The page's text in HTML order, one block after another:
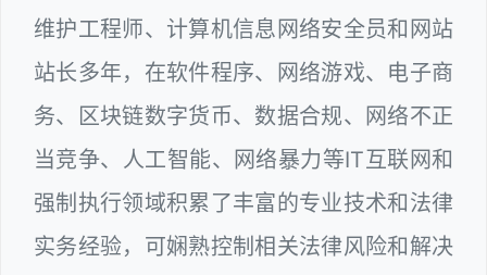
维护工程师、计算机信息网络安全员和网站
站长多年，在软件程序、网络游戏、电子商
务、区块链数字货币、数据合规、网络不正
当竞争、人工智能、网络暴力等IT互联网和
强制执行领域积累了丰富的专业技术和法律
实务经验，可娴熟控制相关法律风险和解决